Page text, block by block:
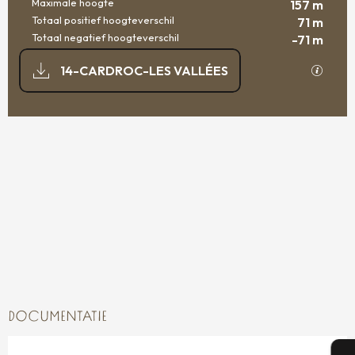
157 m
Totaal positief hoogteverschil 71 m
Totaal negatief hoogteverschil
-71 m
DOCUMENTATIE
14-CARDROC-LES VALLÉES Met
DOCUMENTATIE